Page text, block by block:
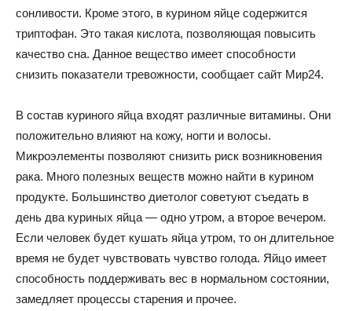
сонливости. Кроме этого, в курином яйце содержится
триптофан. Это такая кислота, позволяющая повысить
качество сна. Данное вещество имеет способности
снизить показатели тревожности, сообщает сайт Мир24.
В состав куриного яйца входят различные витамины. Они
положительно влияют на кожу, ногти и волосы.
Микроэлементы позволяют снизить риск возникновения
рака. Много полезных веществ можно найти в курином
продукте. Большинство диетолог советуют съедать в
день два куриных яйца — одно утром, а второе вечером.
Если человек будет кушать яйца утром, то он длительное
время не будет чувствовать чувство голода. Яйцо имеет
способность поддерживать вес в нормальном состоянии,
замедляет процессы старения и прочее.